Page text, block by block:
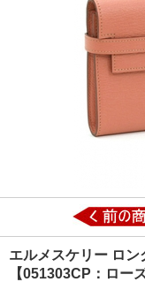
エルメスケリー ロ
【051303CP：ロー